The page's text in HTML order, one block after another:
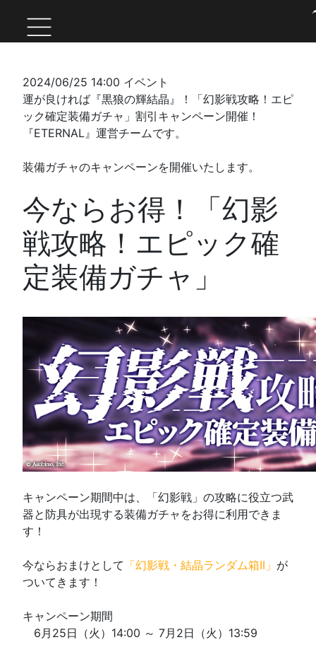
2024/06/25 14:00 イベント
運が良ければ『黒狼の輝結晶』！「幻影戦攻略！エピ
ック確定装備ガチャ」割引キャンペーン開催！
『ETERNAL』運営チームです。
装備ガチャのキャンペーンを開催いたします。
今ならお得！「幻影
戦攻略！エピック確
定装備ガチャ」
キャンペーン期間中は、「幻影戦」の攻略に役立つ武
器と防具が出現する装備ガチャをお得に利用できま
す！
今ならおまけとして 「幻影戦・結晶ランダム箱II」 が
ついてきます！
キャンペーン期間
6月25日（火）14:00 ～ 7月2日（火）13:59